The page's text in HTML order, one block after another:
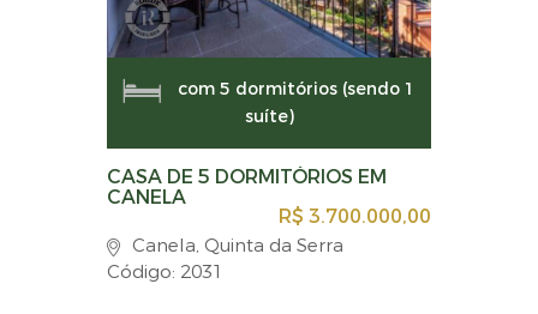
com 5 dormitórios (sendo 1
suíte)
CASA DE 5 DORMITÓRIOS EM
CANELA
R$ 3.700.000,00
Canela, Quinta da Serra
Código: 2031